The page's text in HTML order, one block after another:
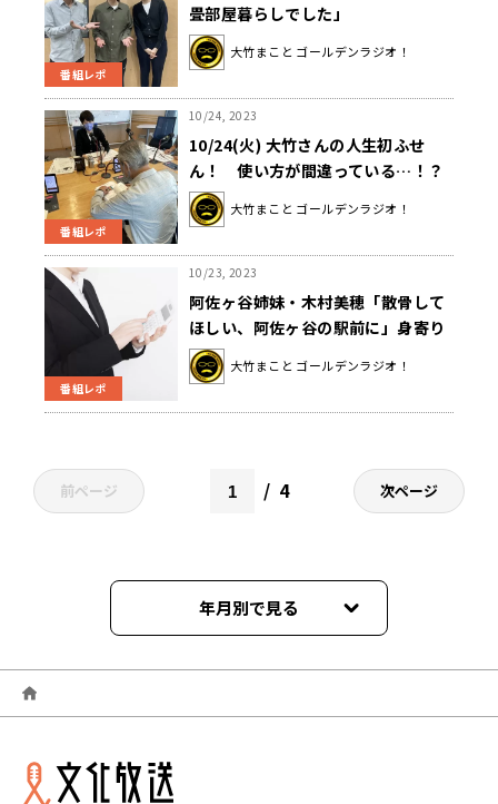
番組レポ
畳部屋暮らしでした」
大竹まこと ゴールデンラジオ！
番組レポ
10/24, 2023
10/24(火) 大竹さんの人生初ふせ
ん！ 使い方が間違っている…！？
大竹まこと ゴールデンラジオ！
番組レポ
10/23, 2023
阿佐ヶ谷姉妹・木村美穂「散骨して
ほしい、阿佐ヶ谷の駅前に」身寄り
ない人の葬祭費を行政が負担する現
状
大竹まこと ゴールデンラジオ！
前ページ 4 次ページ
年月別で見る
2026年06月
2026年05月
2026年04月